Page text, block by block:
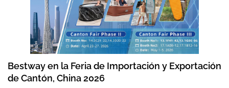
Bestway en la Feria de Importación y Exportación
de Cantón, China 2026